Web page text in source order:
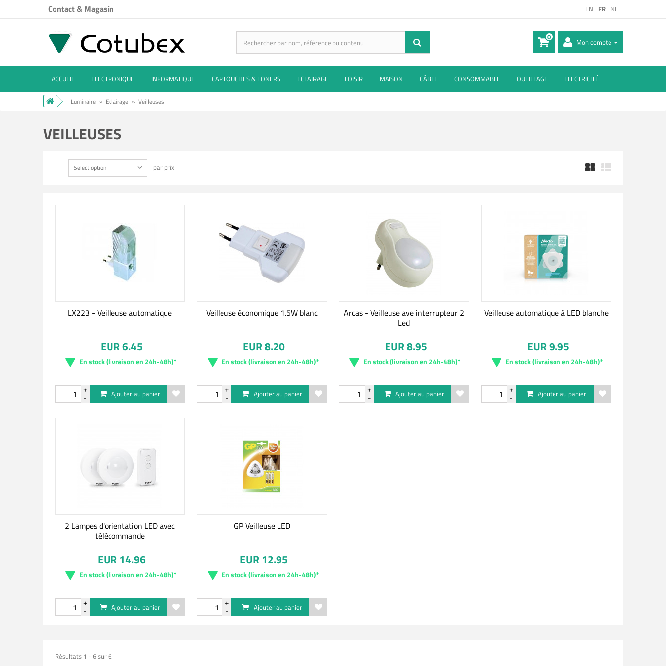
EN FR NL
Contact & Magasin
Mon compte
0
ACCUEIL ELECTRONIQUE INFORMATIQUE CARTOUCHES & TONERS ECLAIRAGE LOISIR MAISON CÂBLE CONSOMMABLE OUTILLAGE ELECTRICITÉ
Luminaire » Eclairage » Veilleuses
VEILLEUSES
Select option par prix
LX223 - Veilleuse automatique
EUR 6.45
En stock (livraison en 24h-48h)*
Ajouter au panier
Veilleuse économique 1.5W blanc
EUR 8.20
En stock (livraison en 24h-48h)*
Ajouter au panier
Arcas - Veilleuse ave interrupteur 2
Led
EUR 8.95
En stock (livraison en 24h-48h)*
Ajouter au panier
Veilleuse automatique à LED blanche
EUR 9.95
En stock (livraison en 24h-48h)*
Ajouter au panier
2 Lampes d'orientation LED avec
télécommande
EUR 14.96
En stock (livraison en 24h-48h)*
Ajouter au panier
GP Veilleuse LED
EUR 12.95
En stock (livraison en 24h-48h)*
Ajouter au panier
Résultats 1 - 6 sur 6.